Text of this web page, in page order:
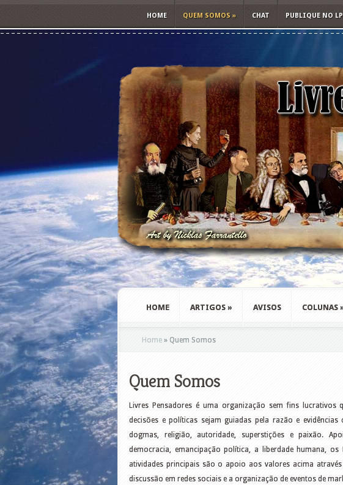
HOME QUEM SOMOS » CHAT PUBLIQUE NO LP
HOME ARTIGOS » AVISOS COLUNAS
Home » Quem Somos
Quem Somos
Livres Pensadores é uma organização sem fins
decisões e políticas sejam guiadas pela razão e evidências
dogmas, religião, autoridade, superstições e paixão.
democracia, emancipação política, a liberdade humana,
atividades principais são o apoio aos valores acima
discussão em redes sociais e a organização de eventos de